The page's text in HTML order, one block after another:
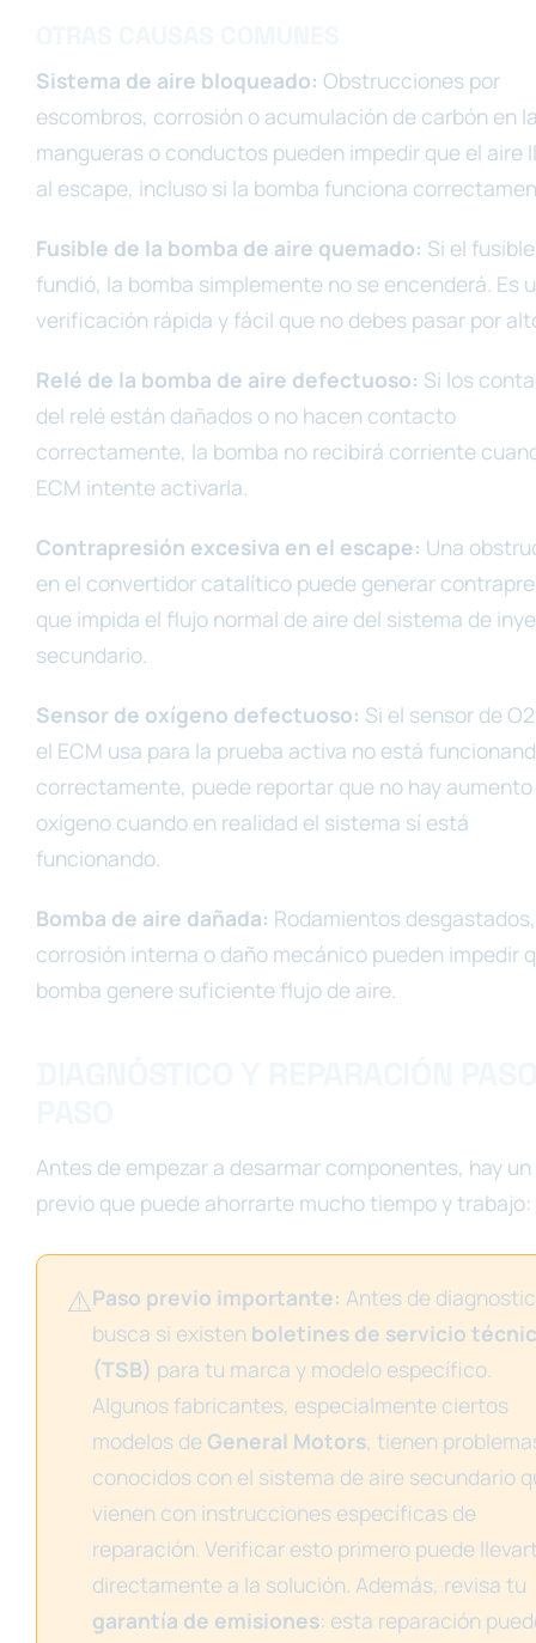
Sistema de aire bloqueado: Obstrucciones por
escombros, corrosión o acumulación de carbón en
mangueras o conductos pueden impedir que el aire
al escape, incluso si la bomba funciona
Fusible de la bomba de aire quemado: Si el
fundió, la bomba simplemente no se encenderá. Es
verificación rápida y fácil que no debes pasar por
Relé de la bomba de aire defectuoso: Si los
del relé están dañados o no hacen contacto
correctamente, la bomba no recibirá corriente
ECM intente activarla.
Contrapresión excesiva en el escape: Una
en el convertidor catalítico puede generar
que impida el flujo normal de aire del sistema de
secundario.
Sensor de oxígeno defectuoso: Si el sensor de
el ECM usa para la prueba activa no está
correctamente, puede reportar que no hay
oxígeno cuando en realidad el sistema sí está
funcionando.
Bomba de aire dañada: Rodamientos desgastados,
corrosión interna o daño mecánico pueden impedir
bomba genere suficiente flujo de aire.
Antes de empezar a desarmar componentes, hay
previo que puede ahorrarte mucho tiempo y trabajo:
⚠️Paso previo importante: Antes de
busca si existen boletines de servicio
(TSB) para tu marca y modelo específico.
Algunos fabricantes, especialmente ciertos
modelos deGeneral Motors, tienen
conocidos con el sistema de aire secundario
vienen con instrucciones específicas de
reparación. Verificar esto primero puede
directamente a la solución. Además, revisa tu
garantía de emisiones: esta reparación